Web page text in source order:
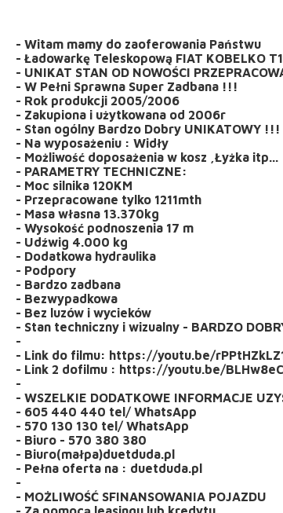
- Witam mamy do zaoferowania Państwu
- Ładowarkę Teleskopową FIAT KOBELKO
- UNIKAT STAN OD NOWOŚCI
- W Pełni Sprawna Super Zadbana !!!
- Rok produkcji 2005/2006
- Zakupiona i użytkowana od 2006r
- Stan ogólny Bardzo Dobry UNIKATOWY !!!
- Na wyposażeniu : Widły
- Możliwość doposażenia w kosz ,Łyżka itp...
- PARAMETRY TECHNICZNE:
- Moc silnika 120KM
- Przepracowane tylko 1211mth
- Masa własna 13.370kg
- Wysokość podnoszenia 17 m
- Udźwig 4.000 kg
- Dodatkowa hydraulika
- Podpory
- Bardzo zadbana
- Bezwypadkowa
- Bez luzów i wycieków
- Stan techniczny i wizualny - BARDZO
-
- Link do filmu: https://youtu.be/
- Link 2 dofilmu : https://youtu.be/
-
- WSZELKIE DODATKOWE INFORMACJE
- 605 440 440 tel/ WhatsApp
- 570 130 130 tel/ WhatsApp
- Biuro - 570 380 380
- Biuro(małpa)duetduda.pl
- Pełna oferta na : duetduda.pl
-
- MOŻLIWOŚĆ SFINANSOWANIA POJAZDU